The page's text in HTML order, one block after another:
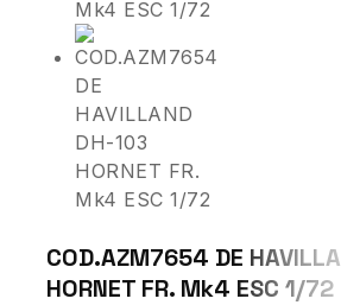
COD.AZM7654 DE
HORNET FR. Mk4 ESC 1/72